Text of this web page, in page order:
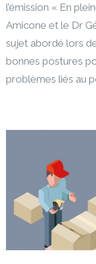
l’émission « En
Amicone et le Dr
sujet abordé lors
bonnes postures
problèmes liés au